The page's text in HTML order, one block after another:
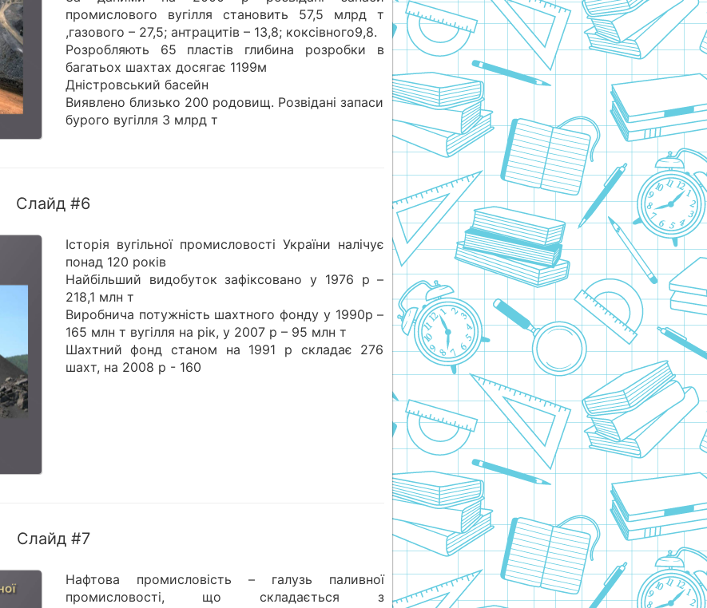
промислового вугілля становить 57,5 млрд т
,газового – 27,5; антрацитів – 13,8; коксівного9,8.
Розробляють 65 пластів глибина розробки в
багатьох шахтах досягає 1199м
Дністровський басейн
Виявлено близько 200 родовищ. Розвідані запаси
бурого вугілля 3 млрд т
Слайд #6
Історія вугільної промисловості України налічує
понад 120 років
Найбільший видобуток зафіксовано у 1976 р –
218,1 млн т
Виробнича потужність шахтного фонду у 1990р –
165 млн т вугілля на рік, у 2007 р – 95 млн т
Шахтний фонд станом на 1991 р складає 276
шахт, на 2008 р - 160
Слайд #7
Нафтова промисловість – галузь паливної
промисловості, що складається з